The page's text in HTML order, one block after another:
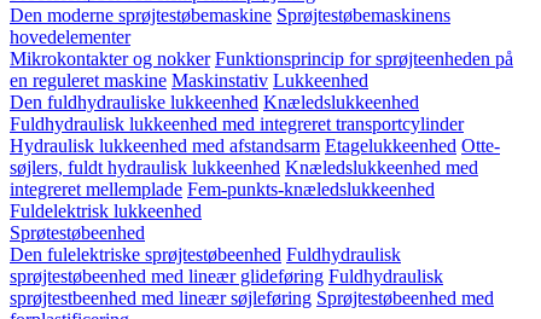
Den moderne sprøjtestøbemaskine Sprøjtestøbemaskinens
hovedelementer
Mikrokontakter og nokker Funktionsprincip for sprøjteenheden på
en reguleret maskine Maskinstativ Lukkeenhed
Den fuldhydrauliske lukkeenhed Knæledslukkeenhed
Fuldhydraulisk lukkeenhed med integreret transportcylinder
Hydraulisk lukkeenhed med afstandsarm Etagelukkeenhed Otte-
søjlers, fuldt hydraulisk lukkeenhed Knæledslukkeenhed med
integreret mellemplade Fem-punkts-knæledslukkeenhed
Fuldelektrisk lukkeenhed
Sprøtestøbeenhed
Den fulelektriske sprøjtestøbeenhed Fuldhydraulisk
sprøjtestøbeenhed med lineær glideføring Fuldhydraulisk
sprøjtestbeenhed med lineær søjleføring Sprøjtestøbeenhed med